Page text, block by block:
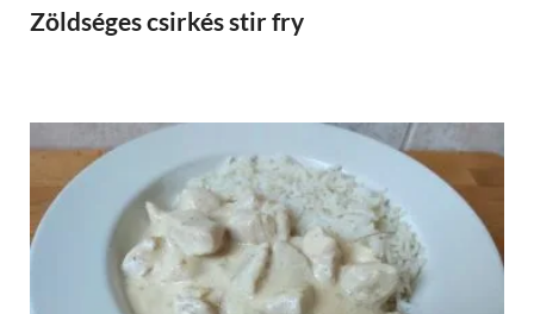
Zöldséges csirkés stir fry